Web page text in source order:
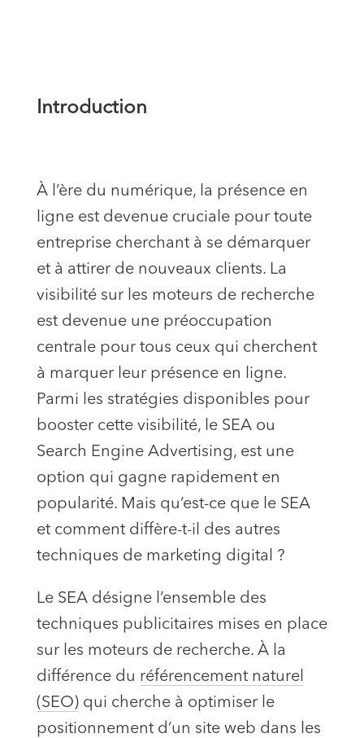
Introduction
À l’ère du numérique, la présence en
ligne est devenue cruciale pour toute
entreprise cherchant à se démarquer
et à attirer de nouveaux clients. La
visibilité sur les moteurs de recherche
est devenue une préoccupation
centrale pour tous ceux qui cherchent
à marquer leur présence en ligne.
Parmi les stratégies disponibles pour
booster cette visibilité, le SEA ou
Search Engine Advertising, est une
option qui gagne rapidement en
popularité. Mais qu’est-ce que le SEA
et comment diffère-t-il des autres
techniques de marketing digital ?
Le SEA désigne l’ensemble des
techniques publicitaires mises en place
sur les moteurs de recherche. À la
différence du référencement naturel
(SEO)qui cherche à optimiser le
positionnement d’un site web dans les